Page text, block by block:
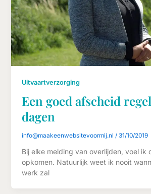
Uitvaartverzorging
Een goed afscheid
dagen
info@maakeenwebsitevoormij.nl / 31/10/2019
Bij elke melding van overlijden, voel ik
opkomen. Natuurlijk weet ik nooit
werk zal